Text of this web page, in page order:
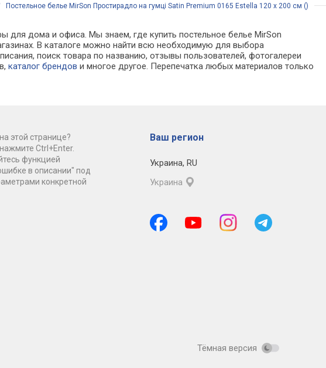
Постельное белье MirSon Простирадло на гумці Satin Premium 0165 Estella 120 х 200 см ()
для дома и офиса. Мы знаем, где купить постельное белье MirSon
В каталоге можно найти всю необходимую для выбора
поиск товара по названию, отзывы пользователей, фотогалереи
каталог брендов и многое другое. Перепечатка любых материалов только
этой странице?
Ctrl+Enter.
функцией
в описании" под
конкретной
Ваш регион
Украина, RU
Украина
Тёмная версия